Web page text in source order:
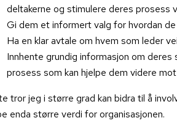
deltakerne og stimulere deres prosess
Gi dem et informert valg for hvordan
Ha en klar avtale om hvem som leder
Innhente grundig informasjon om
prosess som kan hjelpe dem videre
tror jeg i større grad kan bidra til å
enda større verdi for organisasjonen.